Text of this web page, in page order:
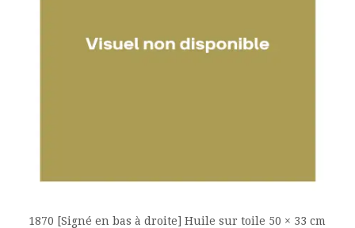
1870 [Signé en bas à droite] Huile sur toile 50 × 33 cm